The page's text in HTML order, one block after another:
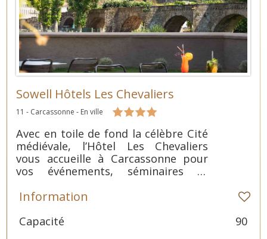
Sowell Hôtels Les Chevaliers
11 - Carcassonne - En ville
Avec en toile de fond la célèbre Cité
médiévale, l’Hôtel Les Chevaliers
vous accueille à Carcassonne pour
vos événements, séminaires et
médiévale revisitée. Il vous offrira un
Information
Capacité
90